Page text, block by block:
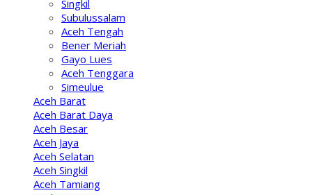
Singkil
Subulussalam
Aceh Tengah
Bener Meriah
Gayo Lues
Aceh Tenggara
Simeulue
Aceh Barat
Aceh Barat Daya
Aceh Besar
Aceh Jaya
Aceh Selatan
Aceh Singkil
Aceh Tamiang